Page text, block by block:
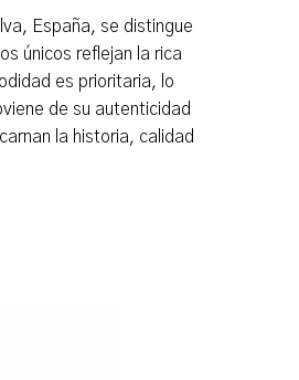
España, se distingue
únicos reflejan la rica
es prioritaria, lo
de su autenticidad
la historia, calidad